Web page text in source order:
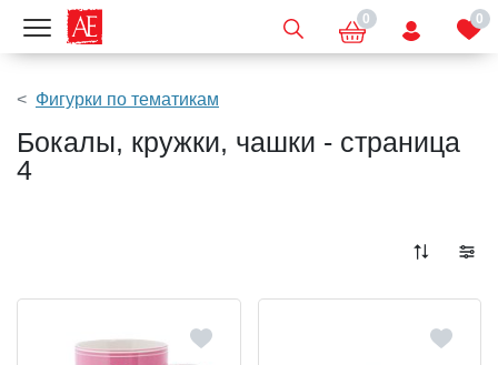
Показать меню 0 0
Фигурки по тематикам
Бокалы, кружки, чашки - страница
4